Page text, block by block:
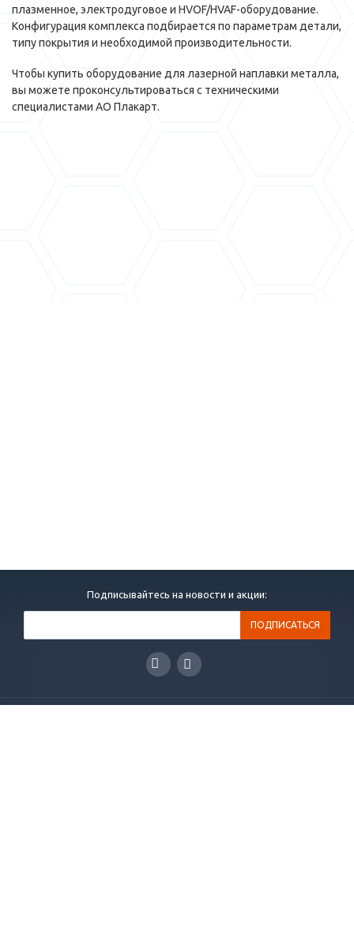
плазменное, электродуговое и HVOF/HVAF-оборудование.
Конфигурация комплекса подбирается по параметрам детали,
типу покрытия и необходимой производительности.
Чтобы купить оборудование для лазерной наплавки металла,
вы можете проконсультироваться с техническими
специалистами АО Плакарт.
Подписывайтесь на новости и акции: